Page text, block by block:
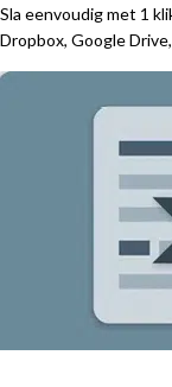
Sla eenvoudig met 1
Dropbox, Google